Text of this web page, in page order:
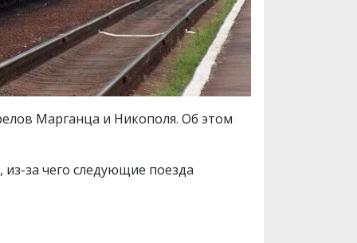
Марганца и Никополя. Об этом
из-за чего следующие поезда